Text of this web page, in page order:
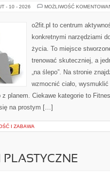
- 10 - 2026 MOŻLIWOŚĆ
o2fit.pl to centrum
konkretnymi narzędziami
życia. To miejsce
trenować skuteczniej, a
„na ślepo”. Na stronie
wzmocnić ciało,
planem. Ciekawe kategorie to
na prostym […]
I ZABAWA